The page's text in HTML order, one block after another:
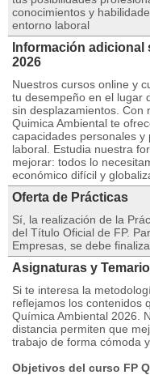
conocimientos y
entorno laboral
Información adicional
2026
Nuestros cursos online y
tu desempeño en el lugar
sin desplazamientos. Con
Quimica Ambiental te
capacidades personales
laboral. Estudia nuestra
mejorar: todos lo
económico difícil y
Oferta de Prácticas
Sí, la realización de la
del Título Oficial de FP.
Empresas, se debe
Asignaturas y
Si te interesa la
reflejamos los contenidos
Química Ambiental 2026.
distancia permiten que
trabajo de forma cómoda
Objetivos del curso FP